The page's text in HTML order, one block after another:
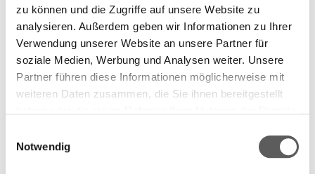
zu können und die Zugriffe auf unsere Website zu
analysieren. Außerdem geben wir Informationen zu Ihrer
Verwendung unserer Website an unsere Partner für
soziale Medien, Werbung und Analysen weiter. Unsere
Partner führen diese Informationen möglicherweise mit
weiteren Daten zusammen, die Sie ihnen bereitgestellt
unsererDatenschutzerklärung.
Notwendig